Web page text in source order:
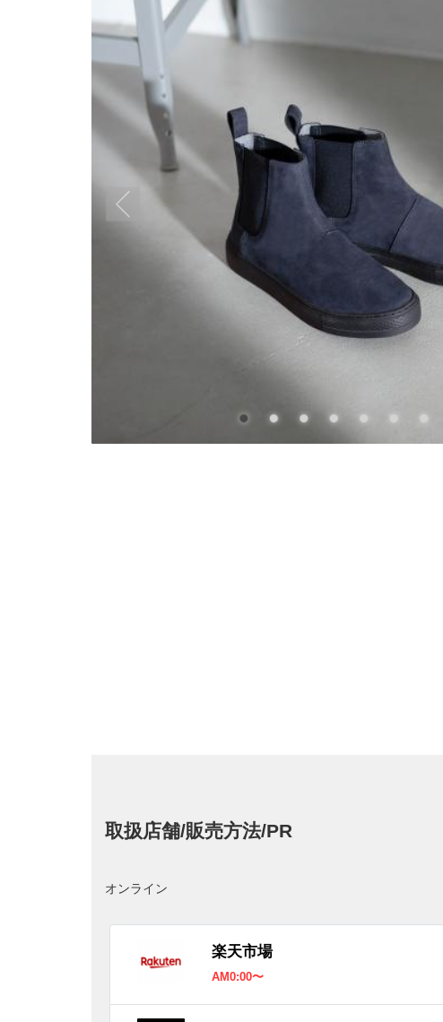
取扱店舗/販売方法/PR
オンライン
楽天市場
AM0:00〜